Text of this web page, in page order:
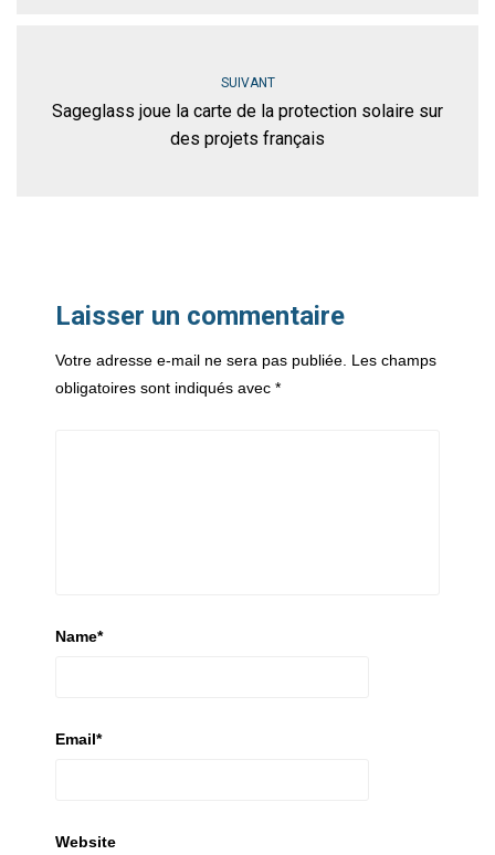
SUIVANT
Sageglass joue la carte de la protection solaire sur
des projets français
Laisser un commentaire
Votre adresse e-mail ne sera pas publiée. Les champs
obligatoires sont indiqués avec *
Name*
Email*
Website